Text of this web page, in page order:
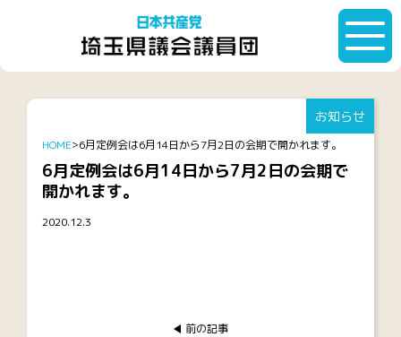
HOME 6月定例会は6月14日から7月2日の会期で開かれます。
6月定例会は6月14日から7月2日の会期で
開かれます。
2020.12.3
お知らせ
前の記事